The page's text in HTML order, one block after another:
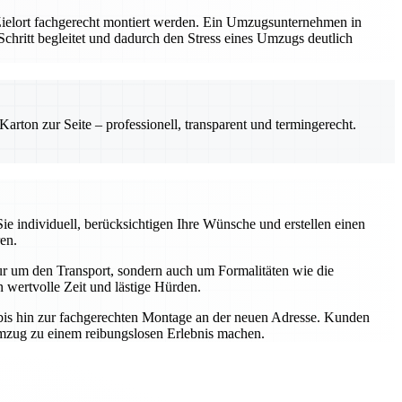
fachgerecht montiert werden. Ein Umzugsunternehmen in
begleitet und dadurch den Stress eines Umzugs deutlich
zur Seite – professionell, transparent und termingerecht.
individuell, berücksichtigen Ihre Wünsche und erstellen einen
den Transport, sondern auch um Formalitäten wie die
wertvolle Zeit und lästige Hürden.
hin zur fachgerechten Montage an der neuen Adresse. Kunden
zu einem reibungslosen Erlebnis machen.